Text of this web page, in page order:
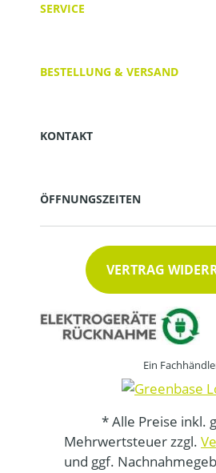
SERVICE
BESTELLUNG & VERSAND
KONTAKT
ÖFFNUNGSZEITEN
VERTRAG
Ein
* Alle Preise inkl.
Mehrwertsteuer zzgl.
und ggf.